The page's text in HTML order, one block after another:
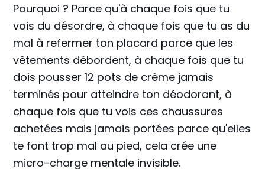
Pourquoi ? Parce qu'à chaque fois que tu
vois du désordre, à chaque fois que tu as du
mal à refermer ton placard parce que les
vêtements débordent, à chaque fois que tu
dois pousser 12 pots de crème jamais
terminés pour atteindre ton déodorant, à
chaque fois que tu vois ces chaussures
achetées mais jamais portées parce qu'elles
te font trop mal au pied, cela crée une
micro-charge mentale invisible.